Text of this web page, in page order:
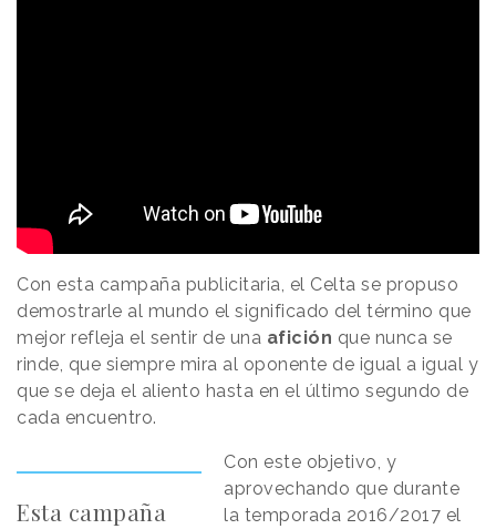
Con esta campaña publicitaria, el Celta se propuso
demostrarle al mundo el significado del término que
mejor refleja el sentir de una afición que nunca se
rinde, que siempre mira al oponente de igual a igual y
que se deja el aliento hasta en el último segundo de
cada encuentro.
Esta campaña
Con este objetivo, y
aprovechando que durante
la temporada 2016/2017 el